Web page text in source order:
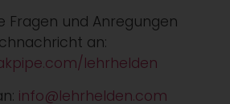
Fragen und Anregungen
an:
lehrhelden
info@lehrhelden.com